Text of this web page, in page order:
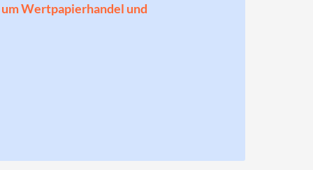
Wertpapierhandel und